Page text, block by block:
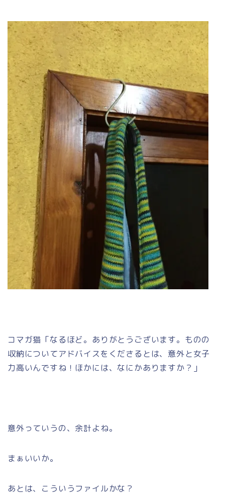
コマガ猫「なるほど。ありがとうございます。ものの
収納についてアドバイスをくださるとは、意外と女子
力高いんですね！ほかには、なにかありますか？」
意外っていうの、余計よね。
まぁいいか。
あとは、こういうファイルかな？